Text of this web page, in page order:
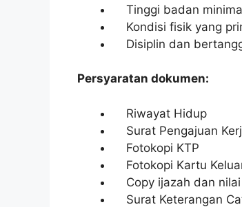
Tinggi badan
Kondisi fisik yang
Disiplin dan
Persyaratan dokumen:
Riwayat Hidup
Surat Pengajuan
Fotokopi KTP
Fotokopi Kartu
Copy ijazah dan nilai
Surat Keterangan